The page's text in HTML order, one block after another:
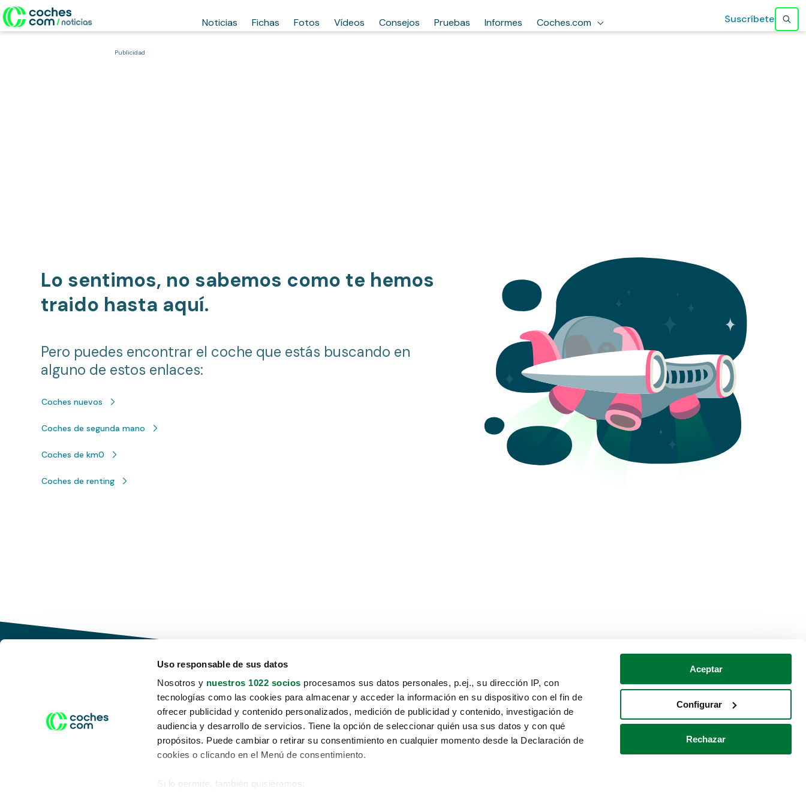
Uso responsable de sus datos
Nosotros y nuestros 1022 socios procesamos sus datos personales, p.ej., su dirección IP, con
tecnologías como las cookies para almacenar y acceder la información en su dispositivo con el fin de
ofrecer publicidad y contenido personalizados, medición de publicidad y contenido, investigación de
audiencia y desarrollo de servicios. Tiene la opción de seleccionar quién usa sus datos y con qué
propósitos. Puede cambiar o retirar su consentimiento en cualquier momento desde la Declaración de
cookies o clicando en el Menú de consentimiento.
Si lo permite, también quisiéramos:
Aceptar
Configurar
Rechazar
Noticias Fichas Fotos Vídeos Consejos Pruebas Informes Coches.com Suscríbete
Publicidad
Lo sentimos, no sabemos como te hemos
traido hasta aquí.
Pero puedes encontrar el coche que estás buscando en
alguno de estos enlaces:
Coches nuevos
Coches de segunda mano
Coches de km0
Coches de renting
Conduce tu futuro,
desata tu movilidad